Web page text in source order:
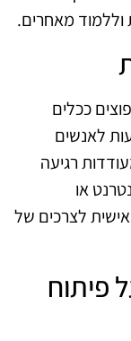
וללמוד מאחרים.
ככלים
לאנשים
רגיעה
או
לצרכים של
פיתוח